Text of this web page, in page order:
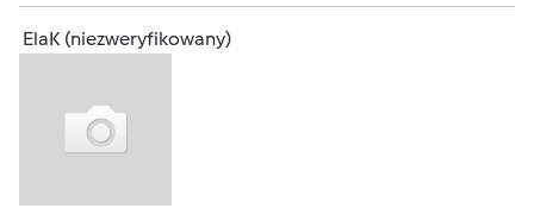
ElaK (niezweryfikowany)